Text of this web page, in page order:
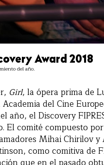
Award 2018
del año.
Girl, la ópera prima de
del Cine
año, el Discovery
El comité compuesto
Mihai Chirilov
como comitiva de